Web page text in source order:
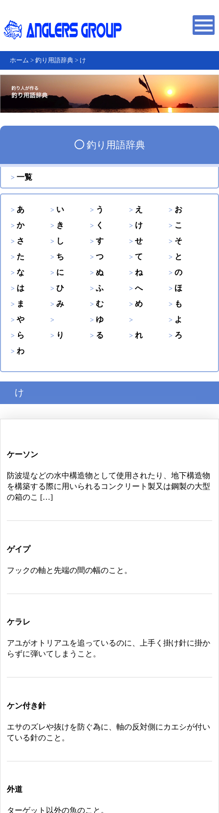
ホーム > 釣り用語辞典 > け
◯釣り用語辞典
一覧
あ い う え
お
か
き く け
こ
さ
し す せ
そ
た
ち つ て
と
な
に ぬ ね
の
は
ひ ふ へ
ほ
ま
み む め
も
や
ゆ
よ
ら
り る れ
ろ
わ
け
ケーソン
防波堤などの水中構造物として使用されたり、地下構造物
を構築する際に用いられるコンクリート製又は鋼製の大型
の箱のこ […]
ゲイプ
フックの軸と先端の間の幅のこと。
ケラレ
アユがオトリアユを追っているのに、上手く掛け針に掛か
らずに弾いてしまうこと。
ケン付き針
エサのズレや抜けを防ぐ為に、軸の反対側にカエシが付い
ている針のこと。
外道
ターゲット以外の魚のこと。